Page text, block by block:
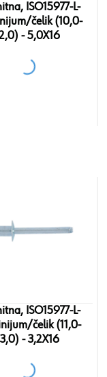
ISO15977-L-
čelik (10,0-
- 5,0X16
ISO15977-L-
čelik (11,0-
- 3,2X16